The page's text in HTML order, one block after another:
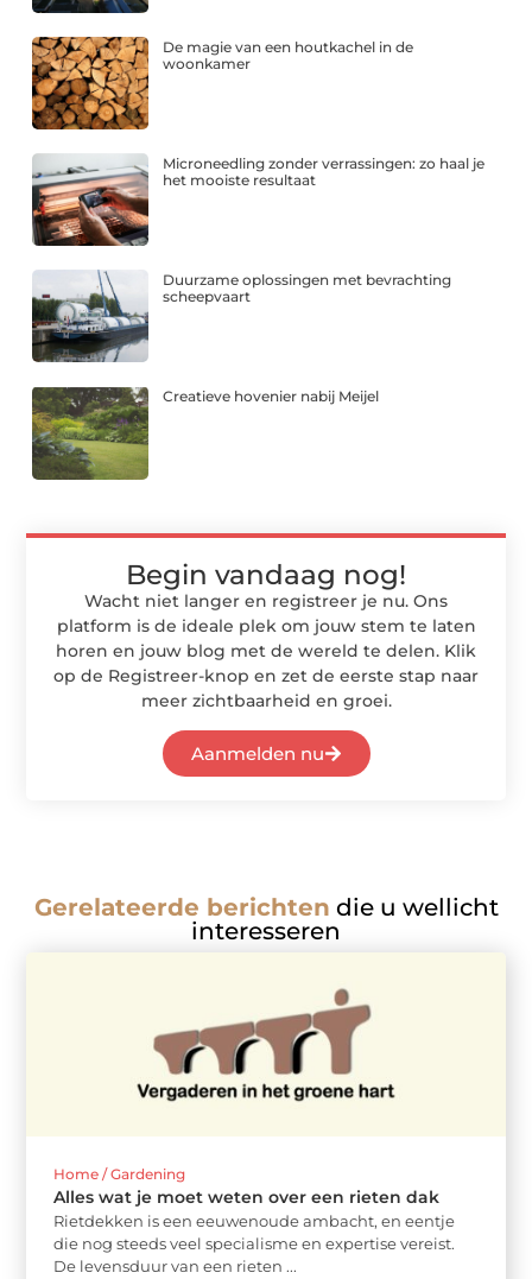
De magie van een houtkachel in de
woonkamer
Microneedling zonder verrassingen: zo haal je
het mooiste resultaat
Duurzame oplossingen met bevrachting
scheepvaart
Creatieve hovenier nabij Meijel
Begin vandaag nog!
Wacht niet langer en registreer je nu. Ons
platform is de ideale plek om jouw stem te laten
horen en jouw blog met de wereld te delen. Klik
op de Registreer-knop en zet de eerste stap naar
meer zichtbaarheid en groei.
Aanmelden nu
Gerelateerde berichten die u wellicht
interesseren
Home / Gardening
Alles wat je moet weten over een rieten dak
Rietdekken is een eeuwenoude ambacht, en eentje
die nog steeds veel specialisme en expertise vereist.
De levensduur van een rieten ...